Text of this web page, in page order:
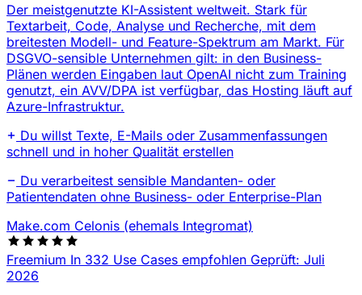
Der meistgenutzte KI-Assistent weltweit. Stark für
Textarbeit, Code, Analyse und Recherche, mit dem
breitesten Modell- und Feature-Spektrum am Markt. Für
DSGVO-sensible Unternehmen gilt: in den Business-
Plänen werden Eingaben laut OpenAI nicht zum Training
genutzt, ein AVV/DPA ist verfügbar, das Hosting läuft auf
Azure-Infrastruktur.
Du willst Texte, E-Mails oder Zusammenfassungen
schnell und in hoher Qualität erstellen
Du verarbeitest sensible Mandanten- oder
Patientendaten ohne Business- oder Enterprise-Plan
Make.com Celonis (ehemals Integromat)
Freemium In 332 Use Cases empfohlen Geprüft: Juli
2026